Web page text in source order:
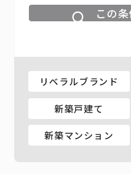
この
リベラルブランド
新築戸建て
新築マンション